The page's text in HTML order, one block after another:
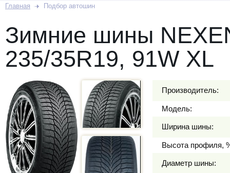
Главная Подбор автошин
Зимние шины
235/35R19, 91W XL
Производитель:
Модель:
Ширина шины:
Высота профиля,
Диаметр шины: